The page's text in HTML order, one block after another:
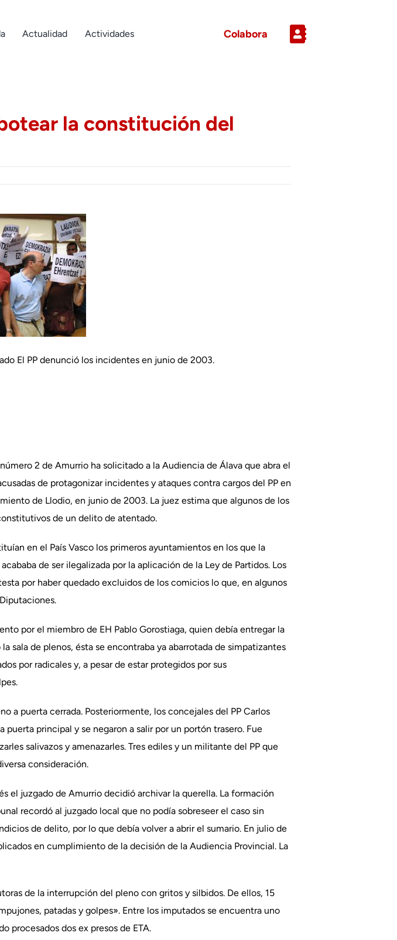
Actualidad Actividades Colabora
la constitución del
El PP denunció los incidentes en junio de 2003.
2 de Amurrio ha solicitado a la Audiencia de Álava que abra el
de protagonizar incidentes y ataques contra cargos del PP en
de Llodio, en junio de 2003. La juez estima que algunos de los
de un delito de atentado.
en el País Vasco los primeros ayuntamientos en los que la
de ser ilegalizada por la aplicación de la Ley de Partidos. Los
por haber quedado excluidos de los comicios lo que, en algunos
por el miembro de EH Pablo Gorostiaga, quien debía entregar la
sala de plenos, ésta se encontraba ya abarrotada de simpatizantes
por radicales y, a pesar de estar protegidos por sus
a puerta cerrada. Posteriormente, los concejales del PP Carlos
principal y se negaron a salir por un portón trasero. Fue
salivazos y amenazarles. Tres ediles y un militante del PP que
consideración.
el juzgado de Amurrio decidió archivar la querella. La formación
recordó al juzgado local que no podía sobreseer el caso sin
de delito, por lo que debía volver a abrir el sumario. En julio de
en cumplimiento de la decisión de la Audiencia Provincial. La
de la interrupción del pleno con gritos y silbidos. De ellos, 15
patadas y golpes». Entre los imputados se encuentra uno
procesados dos ex presos de ETA.